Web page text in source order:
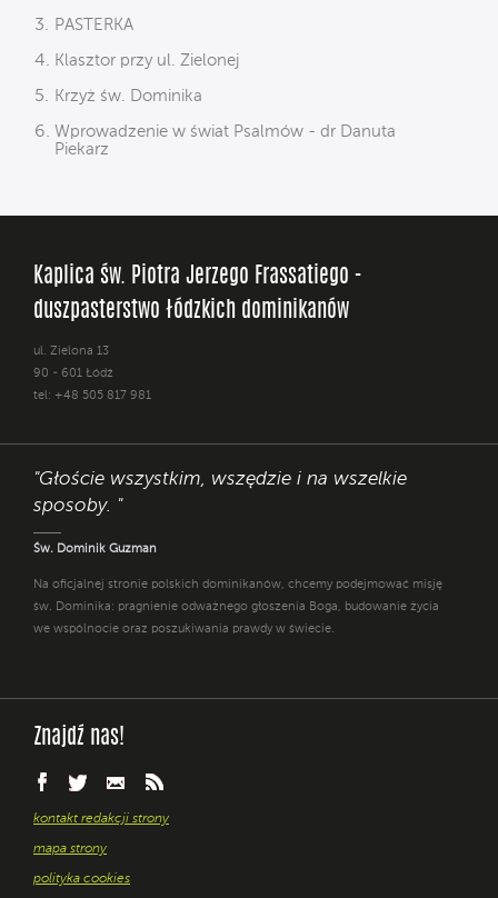
PASTERKA
Klasztor przy ul. Zielonej
Krzyż św. Dominika
Wprowadzenie w świat Psalmów - dr Danuta
Piekarz
Kaplica św. Piotra Jerzego Frassatiego -
duszpasterstwo łódzkich dominikanów
ul. Zielona 13
90 - 601 Łódź
tel: +48 505 817 981
"Głoście wszystkim, wszędzie i na wszelkie
sposoby. "
Św. Dominik Guzman
Na oficjalnej stronie polskich dominikanów, chcemy podejmować misję
św. Dominika: pragnienie odważnego głoszenia Boga, budowanie życia
we wspólnocie oraz poszukiwania prawdy w świecie.
Znajdź nas!
kontakt redakcji strony
mapa strony
polityka cookies